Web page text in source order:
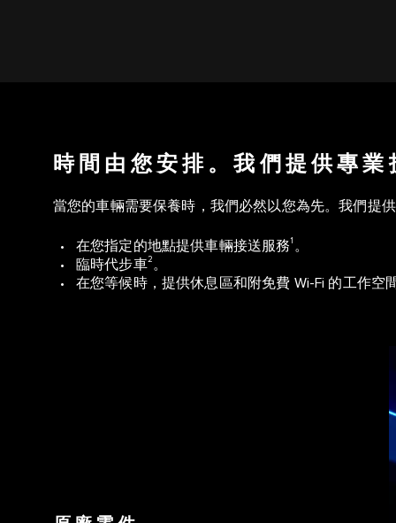
時間由您安排。我們提供專業
當您的車輛需要保養時，我們必然以您為先。我們提
• 在您指定的地點提供車輛接送服務1 。
• 臨時代步車2 。
• 在您等候時，提供休息區和附免費 Wi-Fi 的工作空